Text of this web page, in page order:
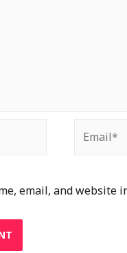
email, and